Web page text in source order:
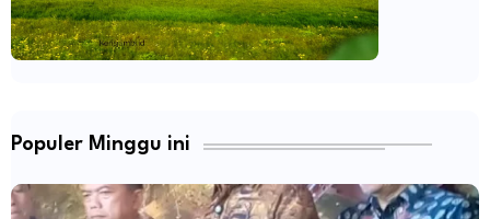
Populer Minggu ini